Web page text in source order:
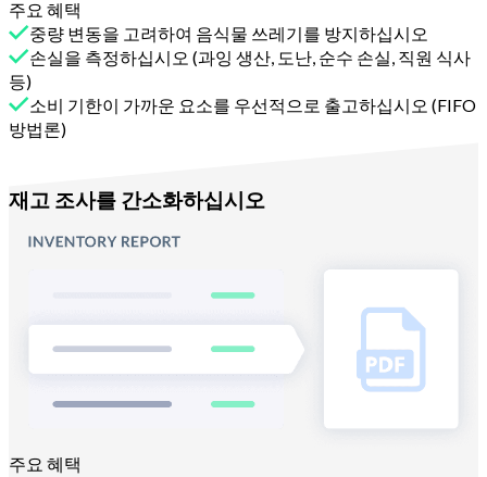
주요 혜택
중량 변동을 고려하여 음식물 쓰레기를 방지하십시오
손실을 측정하십시오 (과잉 생산, 도난, 순수 손실, 직원 식사
등)
소비 기한이 가까운 요소를 우선적으로 출고하십시오 (FIFO
방법론)
재고 조사를 간소화하십시오
주요 혜택